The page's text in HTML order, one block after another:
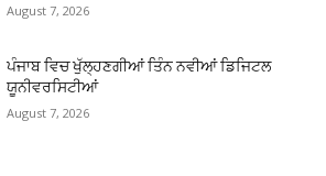
August 7, 2026
ਪੰਜਾਬ ਵਿਚ ਖੁੱਲ੍ਹਣਗੀਆਂ ਤਿੰਨ ਨਵੀਆਂ ਡਿਜਿਟਲ
ਯੂਨੀਵਰਸਿਟੀਆਂ
August 7, 2026